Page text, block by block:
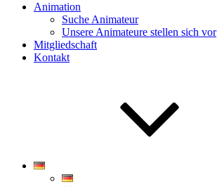
Animation
Suche Animateur
Unsere Animateure stellen sich vor
Mitgliedschaft
Kontakt